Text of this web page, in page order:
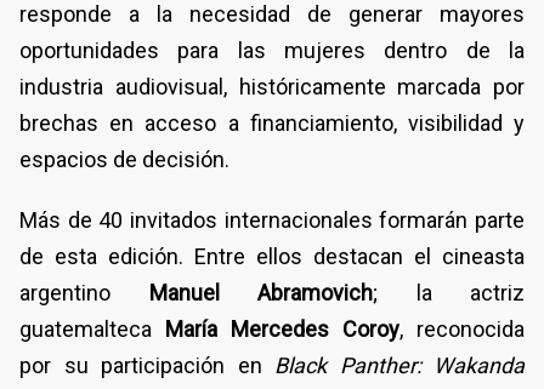
responde a la necesidad de generar mayores
oportunidades para las mujeres dentro de la
industria audiovisual, históricamente marcada por
brechas en acceso a financiamiento, visibilidad y
espacios de decisión.
Más de 40 invitados internacionales formarán parte
de esta edición. Entre ellos destacan el cineasta
argentino
Manuel Abramovich; la actriz
guatemalteca
María Mercedes Coroy, reconocida
por su participación en Black Panther: Wakanda